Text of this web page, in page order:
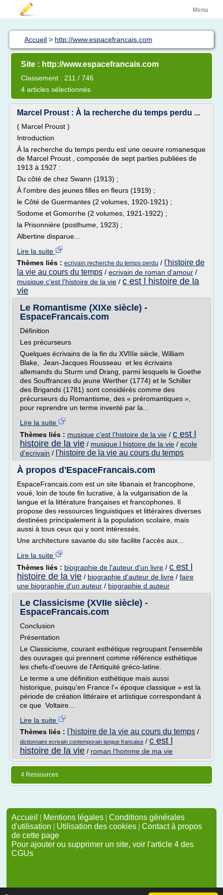
Menu
Accueil > http://www.espacefrancais.com
Site : http://www.espacefrancais.com
Classement : 211 / 746
4 articles sélectionnés
Marcel Proust : À la recherche du temps perdu ...
( Marcel Proust )
Introduction
À la recherche du temps perdu est une oeuvre romanesque
de Marcel Proust , composée de sept parties publiées de
1913 à 1927 :
Du côté de chez Swann (1913) ;
À l'ombre des jeunes filles en fleurs (1919) ;
le Côté de Guermantes (2 volumes, 1920-1921) ;
Sodome et Gomorrhe (2 volumes, 1921-1922) ;
la Prisonnière (posthume, 1923) ;
Albertine disparue...
Lire la suite
Thèmes liés : ecrivain recherche du temps perdu / l'histoire de
la vie au cours du temps / ecrivain de roman d'amour /
musique c'est l'histoire de la vie / c est l histoire de la
vie
Le Romantisme (XIXe siècle) -
EspaceFrancais.com
Définition
Les précurseurs
Quelques écrivains de la fin du XVIIIe siècle, William
Blake, Jean-Jacques Rousseau et les écrivains
allemands du Sturm und Drang, parmi lesquels le Goethe
des Souffrances du jeune Werther (1774) et le Schiller
des Brigands (1781) sont considérés comme des
précurseurs du Romantisme, des « préromantiques »,
pour reprendre un terme inventé par la...
Lire la suite
Thèmes liés : musique c'est l'histoire de la vie / c est l
histoire de la vie / musique l histoire de la vie / ecole
d'ecrivain / l'histoire de la vie au cours du temps
À propos d'EspaceFrancais.com
EspaceFrancais.com est un site libanais et francophone,
voué, loin de toute fin lucrative, à la vulgarisation de la
langue et la littérature françaises et francophones. Il
propose des ressources linguistiques et littéraires diverses
destinées principalement à la population scolaire, mais
aussi à tous ceux qui y sont intéressés.
Une architecture savante du site facilite l'accès aux...
Lire la suite
Thèmes liés : biographie de l'auteur d'un livre / c est l
histoire de la vie / biographie d'auteur de livre / faire
une biographie d'un auteur / biographie d auteur
Le Classicisme (XVIIe siècle) -
EspaceFrancais.com
Conclusion
Présentation
Le Classicisme, courant esthétique regroupant l'ensemble
des ouvrages qui prennent comme référence esthétique
les chefs-d'oeuvre de l'Antiquité gréco-latine.
Le terme a une définition esthétique mais aussi
historique, puisqu'en France l'« époque classique » est la
période de création littéraire et artistique correspondant à
ce que Voltaire...
Lire la suite
Thèmes liés : l'histoire de la vie au cours du temps /
dictionnaire ecrivain contemporain langue francaise / c est l
histoire de la vie / roman l'homme de ma vie
4 Ressources
Accueil | Mentions légales | Conditions générales
d'utilisation | Utilisation des cookies | Contact à propos
de cette page
Pour ajouter ou supprimer un site, voir l'article 4 des
CGUs